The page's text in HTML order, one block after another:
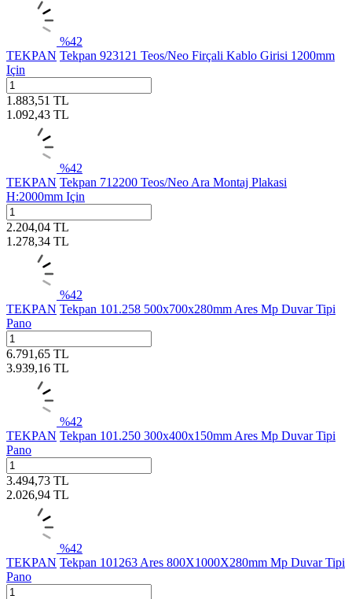
%42
TEKPAN Tekpan 923121 Teos/Neo Firçali Kablo Girisi 1200mm
Için
1.883,51 TL
1.092,43 TL
%42
TEKPAN Tekpan 712200 Teos/Neo Ara Montaj Plakasi
H:2000mm Için
2.204,04 TL
1.278,34 TL
%42
TEKPAN Tekpan 101.258 500x700x280mm Ares Mp Duvar Tipi
Pano
6.791,65 TL
3.939,16 TL
%42
TEKPAN Tekpan 101.250 300x400x150mm Ares Mp Duvar Tipi
Pano
3.494,73 TL
2.026,94 TL
%42
TEKPAN Tekpan 101263 Ares 800X1000X280mm Mp Duvar Tipi
Pano